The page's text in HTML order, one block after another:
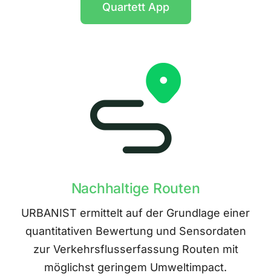
Quartett App
Nachhaltige Routen
URBANIST ermittelt auf der Grundlage einer
quantitativen Bewertung und Sensordaten
zur Verkehrsflusserfassung Routen mit
möglichst geringem Umweltimpact.